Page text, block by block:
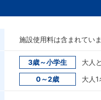
施設使用料は含まれていま
3歳～小学生
大人
0～2歳
大人